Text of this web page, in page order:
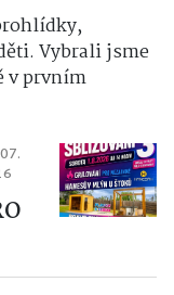
Vybrali jsme
v prvním